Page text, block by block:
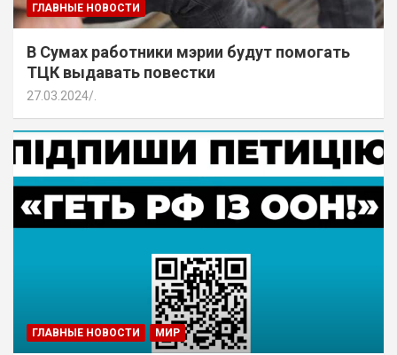
ГЛАВНЫЕ НОВОСТИ
В Сумах работники мэрии будут помогать
ТЦК выдавать повестки
27.03.2024
ГЛАВНЫЕ НОВОСТИ МИР